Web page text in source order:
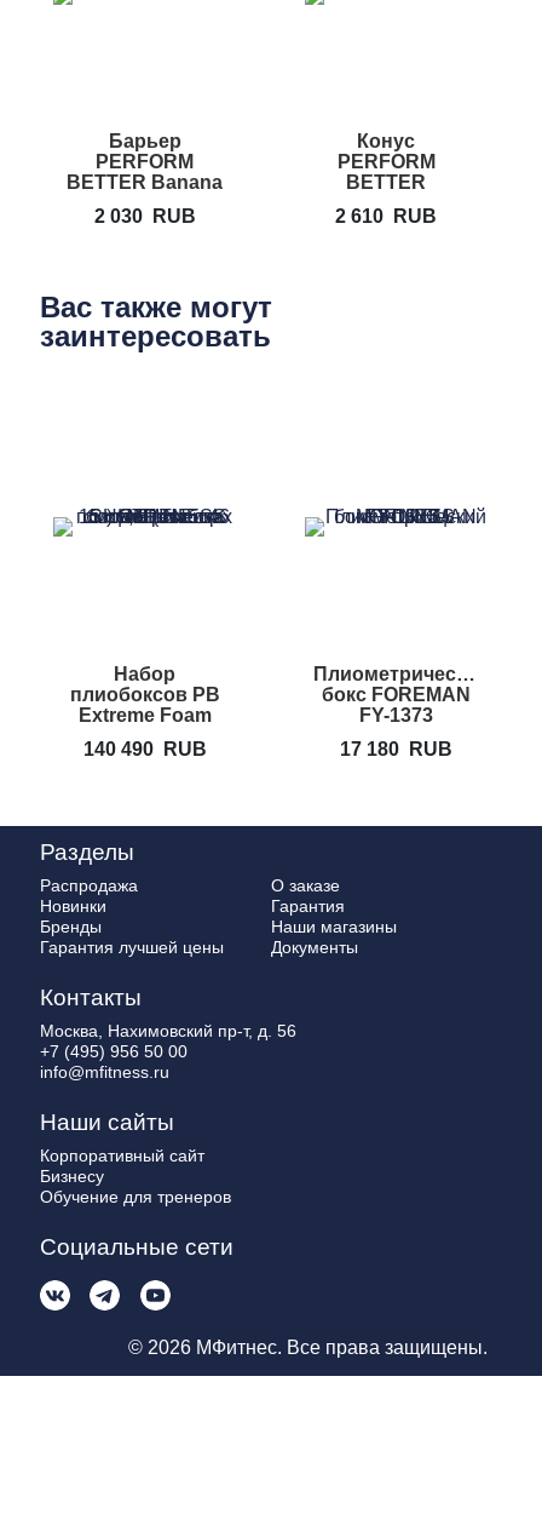
Барьер
PERFORM
BETTER Banana
2 030 RUB
Конус
PERFORM
BETTER
2 610 RUB
Вас также могут
заинтересовать
Набор
плиобоксов PB
Extreme Foam
140 490 RUB
Плиометрических
бокс FOREMAN
FY-1373
17 180
RUB
Разделы
Распродажа
Новинки
Бренды
Гарантия лучшей цены
О заказе
Гарантия
Наши магазины
Документы
Контакты
Москва, Нахимовский пр-т, д. 56
+7 (495) 956 50 00
info@mfitness.ru
Наши сайты
Корпоративный сайт
Бизнесу
Обучение для тренеров
Социальные сети
© 2026 МФитнес. Все права защищены.